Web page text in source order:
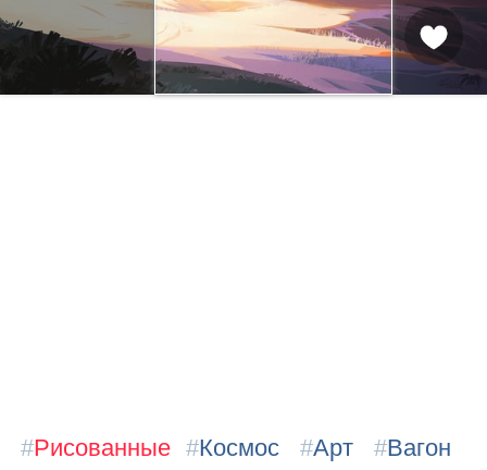
#Рисованные #Космос #Арт #Вагон